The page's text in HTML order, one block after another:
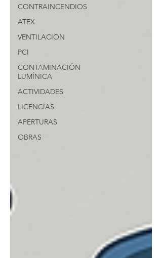
CONTRAINCENDIOS
ATEX
VENTILACION
PCI
CONTAMINACIÓN
LUMÍNICA
ACTIVIDADES
LICENCIAS
APERTURAS
OBRAS